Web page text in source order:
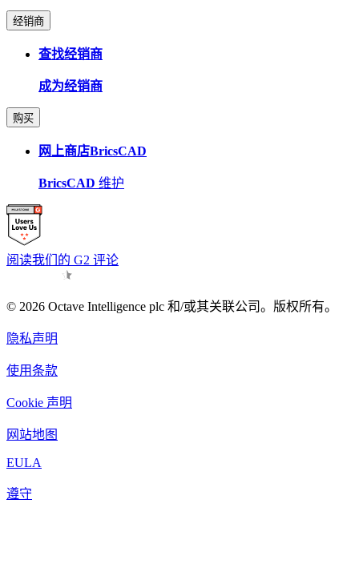
经销商
查找经销商
成为经销商
购买
网上商店BricsCAD
BricsCAD 维护
阅读我们的 G2 评论
© 2026 Octave Intelligence plc 和/或其关联公司。版权所有。
隐私声明
使用条款
Cookie 声明
网站地图
EULA
遵守